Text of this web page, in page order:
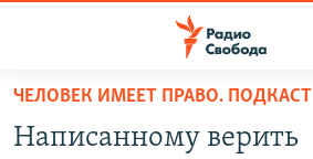
упрощенного
доступа
ЧЕЛОВЕК ИМЕЕТ ПРАВО. ПОДКАСТ
Написанному верить